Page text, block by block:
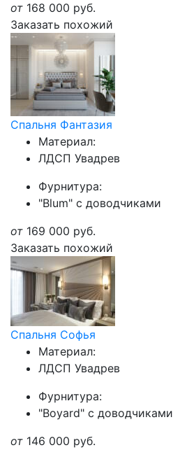
от 168 000 руб.
Заказать похожий
Спальня Фантазия
Материал:
ЛДСП Увадрев
Фурнитура:
"Blum" с доводчиками
от 169 000 руб.
Заказать похожий
Спальня Софья
Материал:
ЛДСП Увадрев
Фурнитура:
"Boyard" с доводчиками
от 146 000 руб.